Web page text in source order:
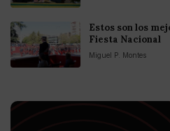
Estos son los
Fiesta Nacional
Miguel P. Montes